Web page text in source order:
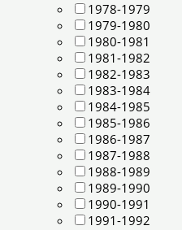
1978-1979
1979-1980
1980-1981
1981-1982
1982-1983
1983-1984
1984-1985
1985-1986
1986-1987
1987-1988
1988-1989
1989-1990
1990-1991
1991-1992